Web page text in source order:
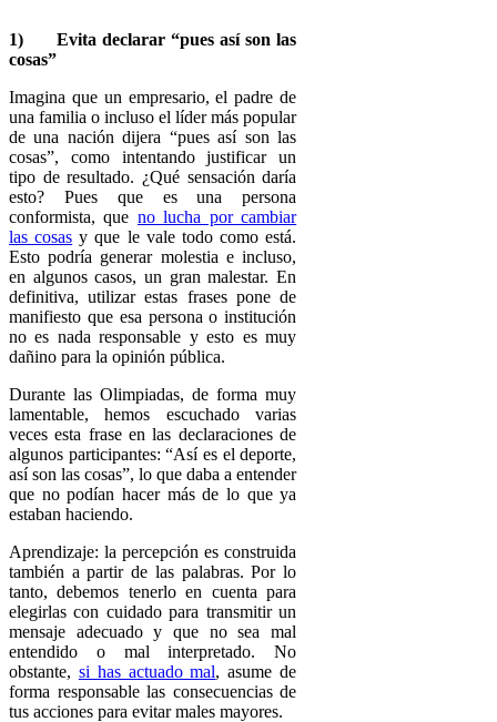
1)Evita declarar “pues así son las
cosas”
Imagina que un empresario, el padre de
una familia o incluso el líder más popular
de una nación dijera “pues así son las
cosas”, como intentando justificar un
tipo de resultado. ¿Qué sensación daría
esto? Pues que es una persona
conformista, que no lucha por cambiar
las cosas y que le vale todo como está.
Esto podría generar molestia e incluso,
en algunos casos, un gran malestar. En
definitiva, utilizar estas frases pone de
manifiesto que esa persona o institución
no es nada responsable y esto es muy
dañino para la opinión pública.
Durante las Olimpiadas, de forma muy
lamentable, hemos escuchado varias
veces esta frase en las declaraciones de
algunos participantes: “Así es el deporte,
así son las cosas”, lo que daba a entender
que no podían hacer más de lo que ya
estaban haciendo.
Aprendizaje: la percepción es construida
también a partir de las palabras. Por lo
tanto, debemos tenerlo en cuenta para
elegirlas con cuidado para transmitir un
mensaje adecuado y que no sea mal
entendido o mal interpretado. No
obstante, si has actuado mal, asume de
forma responsable las consecuencias de
tus acciones para evitar males mayores.